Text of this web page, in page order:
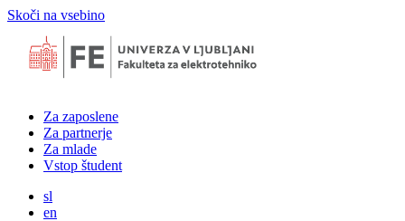
Skoči na vsebino
Za zaposlene
Za partnerje
Za mlade
Vstop študent
sl
en